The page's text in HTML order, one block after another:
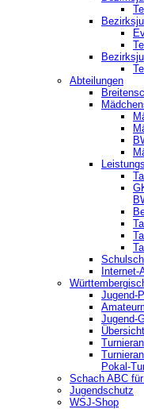
Abteilungen
Internet-
Jugend-
Jugend-
Pokal-
Schach ABC
Jugendschutz
WSJ-Shop